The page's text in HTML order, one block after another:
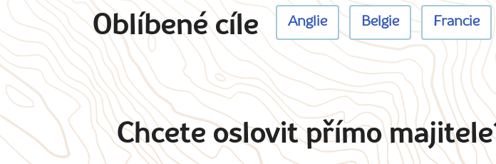
Oblíbené cíle Anglie Belgie Francie
Chcete oslovit přímo